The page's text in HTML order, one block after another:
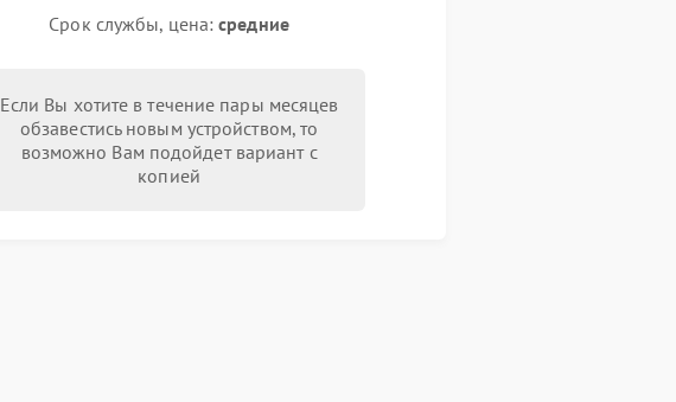
Срок службы, цена:средние
Если Вы хотите в течение пары месяцев
обзавестись новым устройством, то
возможно Вам подойдет вариант с
копией